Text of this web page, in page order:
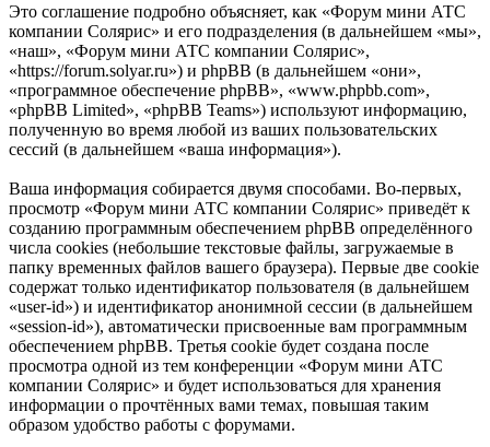
Это соглашение подробно объясняет, как «Форум мини АТС
компании Солярис» и его подразделения (в дальнейшем «мы»,
«наш», «Форум мини АТС компании Солярис»,
«https://forum.solyar.ru») и phpBB (в дальнейшем «они»,
«программное обеспечение phpBB», «www.phpbb.com»,
«phpBB Limited», «phpBB Teams») используют информацию,
полученную во время любой из ваших пользовательских
сессий (в дальнейшем «ваша информация»).
Ваша информация собирается двумя способами. Во-первых,
просмотр «Форум мини АТС компании Солярис» приведёт к
созданию программным обеспечением phpBB определённого
числа cookies (небольшие текстовые файлы, загружаемые в
папку временных файлов вашего браузера). Первые две cookie
содержат только идентификатор пользователя (в дальнейшем
«user-id») и идентификатор анонимной сессии (в дальнейшем
«session-id»), автоматически присвоенные вам программным
обеспечением phpBB. Третья cookie будет создана после
просмотра одной из тем конференции «Форум мини АТС
компании Солярис» и будет использоваться для хранения
информации о прочтённых вами темах, повышая таким
образом удобство работы с форумами.